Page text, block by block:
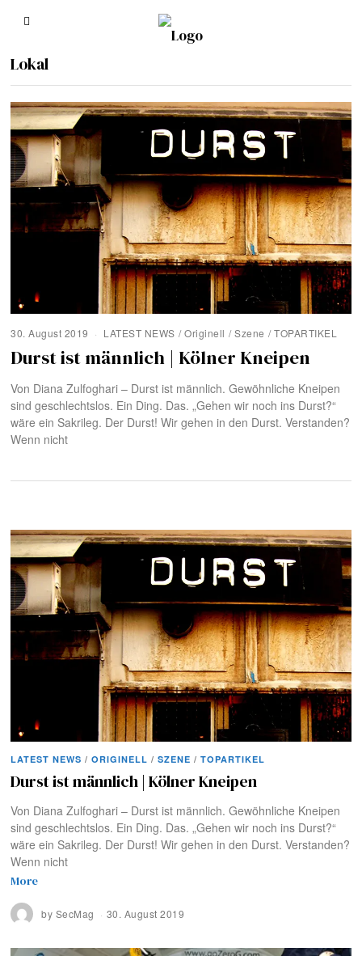
Lokal
30. August 2019 LATEST NEWS / Originell / Szene / TOPARTIKEL
Durst ist männlich | Kölner Kneipen
Von Diana Zulfoghari – Durst ist männlich. Gewöhnliche Kneipen
sind geschlechtslos. Ein Ding. Das. „Gehen wir noch ins Durst?“
wäre ein Sakrileg. Der Durst! Wir gehen in den Durst. Verstanden?
Wenn nicht
LATEST NEWS / ORIGINELL / SZENE / TOPARTIKEL
Durst ist männlich | Kölner Kneipen
Von Diana Zulfoghari – Durst ist männlich. Gewöhnliche Kneipen
sind geschlechtslos. Ein Ding. Das. „Gehen wir noch ins Durst?“
wäre ein Sakrileg. Der Durst! Wir gehen in den Durst. Verstanden?
Wenn nicht
More
by SecMag 30. August 2019